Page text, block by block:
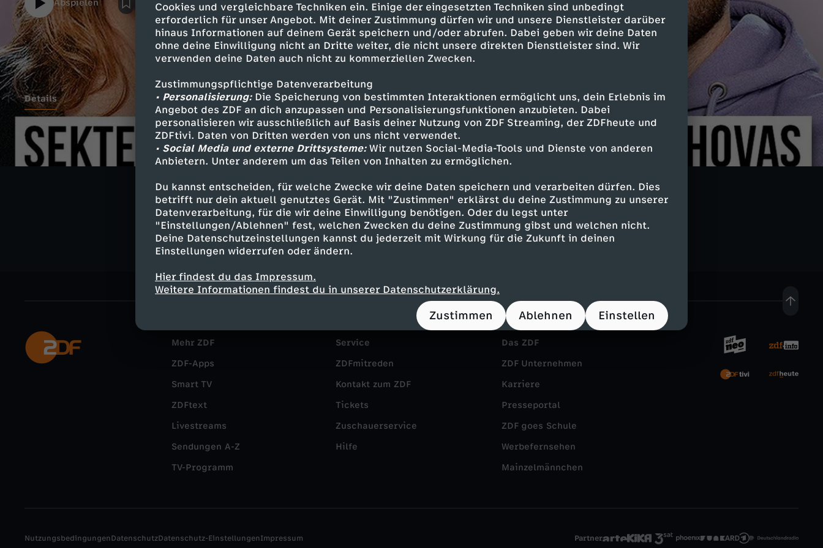
Cookies und vergleichbare Techniken ein. Einige der eingesetzten Techniken sind unbedingt
erforderlich für unser Angebot. Mit deiner Zustimmung dürfen wir und unsere Dienstleister darüber
hinaus Informationen auf deinem Gerät speichern und/oder abrufen. Dabei geben wir deine Daten
ohne deine Einwilligung nicht an Dritte weiter, die nicht unsere direkten Dienstleister sind. Wir
verwenden deine Daten auch nicht zu kommerziellen Zwecken.
Zustimmungspflichtige Datenverarbeitung
• Personalisierung:Die Speicherung von bestimmten Interaktionen ermöglicht uns, dein Erlebnis im
Angebot des ZDF an dich anzupassen und Personalisierungsfunktionen anzubieten. Dabei
personalisieren wir ausschließlich auf Basis deiner Nutzung von ZDF Streaming, der ZDFheute und
ZDFtivi. Daten von Dritten werden von uns nicht verwendet.
• Social Media und externe Drittsysteme:Wir nutzen Social-Media-Tools und Dienste von anderen
Anbietern. Unter anderem um das Teilen von Inhalten zu ermöglichen.
Du kannst entscheiden, für welche Zwecke wir deine Daten speichern und verarbeiten dürfen. Dies
betrifft nur dein aktuell genutztes Gerät. Mit "Zustimmen" erklärst du deine Zustimmung zu unserer
Datenverarbeitung, für die wir deine Einwilligung benötigen. Oder du legst unter
"Einstellungen/Ablehnen" fest, welchen Zwecken du deine Zustimmung gibst und welchen nicht.
Deine Datenschutzeinstellungen kannst du jederzeit mit Wirkung für die Zukunft in deinen
Einstellungen widerrufen oder ändern.
Hier findest du das Impressum.
Weitere Informationen findest du in unserer Datenschutzerklärung.
Zustimmen Ablehnen Einstellen
Abspielen
Details
Ähnliche Inhalte entdecken
Gesellschaft Reportage aufschlussreich
Untertitel
Leeroy will's wissen
Mehr ZDF
ZDF-Apps
Smart TV
ZDFtext
Livestreams
Sendungen A-Z
TV-Programm
Service
ZDFmitreden
Kontakt zum ZDF
Tickets
Zuschauerservice
Hilfe
Das ZDF
ZDF Unternehmen
Karriere
Presseportal
ZDF goes Schule
Werbefernsehen
Mainzelmännchen
Partner
NutzungsbedingungenDatenschutzDatenschutz-EinstellungenImpressum